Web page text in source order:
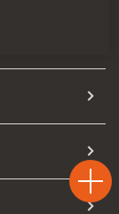
Drive
Chiama